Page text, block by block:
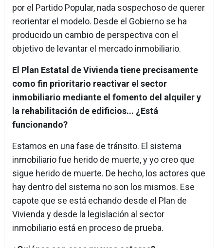
por el Partido Popular, nada sospechoso de querer
reorientar el modelo. Desde el Gobierno se ha
producido un cambio de perspectiva con el
objetivo de levantar el mercado inmobiliario.
El Plan Estatal de Vivienda tiene precisamente
como fin prioritario reactivar el sector
inmobiliario mediante el fomento del alquiler y
la rehabilitación de edificios... ¿Está
funcionando?
Estamos en una fase de tránsito. El sistema
inmobiliario fue herido de muerte, y yo creo que
sigue herido de muerte. De hecho, los actores que
hay dentro del sistema no son los mismos. Ese
capote que se está echando desde el Plan de
Vivienda y desde la legislación al sector
inmobiliario está en proceso de prueba.